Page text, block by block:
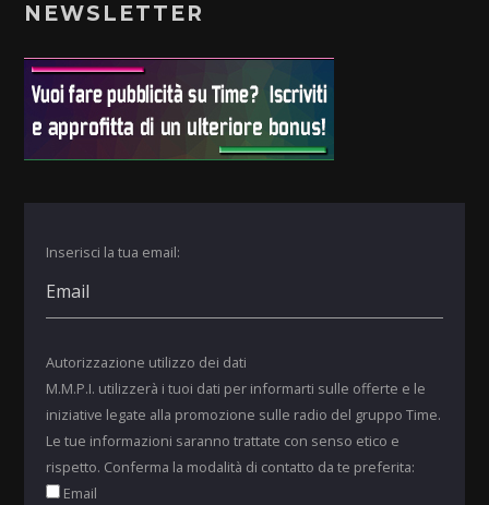
NEWSLETTER
Inserisci la tua email:
Autorizzazione utilizzo dei dati
M.M.P.I. utilizzerà i tuoi dati per informarti sulle offerte e le
iniziative legate alla promozione sulle radio del gruppo Time.
Le tue informazioni saranno trattate con senso etico e
rispetto. Conferma la modalità di contatto da te preferita:
Email